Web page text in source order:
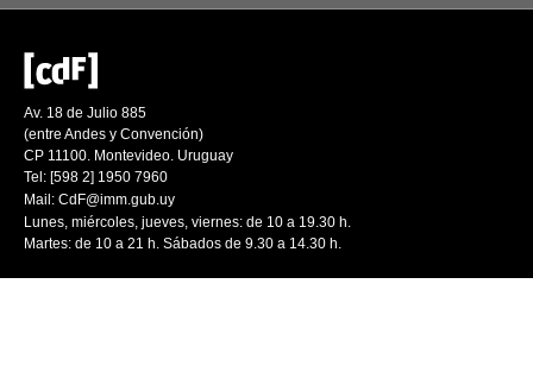
Av. 18 de Julio 885
(entre Andes y Convención)
CP 11100. Montevideo. Uruguay
Tel: [598 2] 1950 7960
Mail: CdF@imm.gub.uy
Lunes, miércoles, jueves, viernes: de 10 a 19.30 h.
Martes: de 10 a 21 h. Sábados de 9.30 a 14.30 h.